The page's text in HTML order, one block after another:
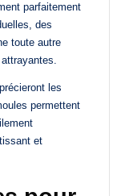
parfaitement
des
toute autre
les
permettent
et